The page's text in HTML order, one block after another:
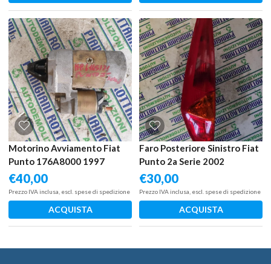
Motorino Avviamento Fiat
Punto 176A8000 1997
€40,00
Prezzo IVA inclusa, escl. spese di spedizione
ACQUISTA
Faro Posteriore Sinistro Fiat
Punto 2a Serie 2002
€30,00
Prezzo IVA inclusa, escl. spese di spedizione
ACQUISTA